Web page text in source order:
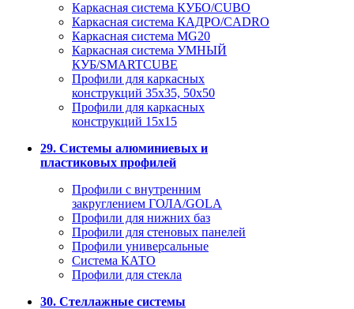
Каркасная система КУБО/CUBO
Каркасная система КАДРО/CADRO
Каркасная система MG20
Каркасная система УМНЫЙ
КУБ/SMARTCUBE
Профили для каркасных
конструкций 35x35, 50x50
Профили для каркасных
конструкций 15х15
29. Системы алюминиевых и
пластиковых профилей
Профили с внутренним
закруглением ГОЛА/GOLA
Профили для нижних баз
Профили для стеновых панелей
Профили универсальные
Система КАТО
Профили для стекла
30. Стеллажные системы